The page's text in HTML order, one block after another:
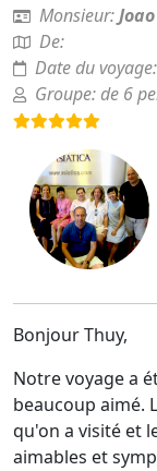
Monsieur:
De:
Date du voyage:
Groupe:de 6
Bonjour Thuy,
Notre voyage a
beaucoup aimé.
qu'on a visité et
aimables et